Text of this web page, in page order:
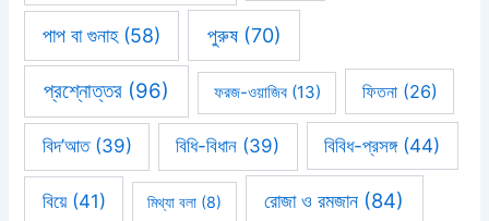
পাপ বা গুনাহ(58) পুরুষ(70)
প্রশ্নোত্তর (96) ফরজ-ওয়াজিব(13) ফিতনা(26)
বিদ’আত(39) বিধি-বিধান (39) বিবিধ-প্রসঙ্গ(44)
বিয়ে(41) মিথ্যা বলা(8) রোজা ও রমজান (84)